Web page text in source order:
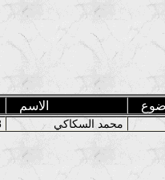
الاسم